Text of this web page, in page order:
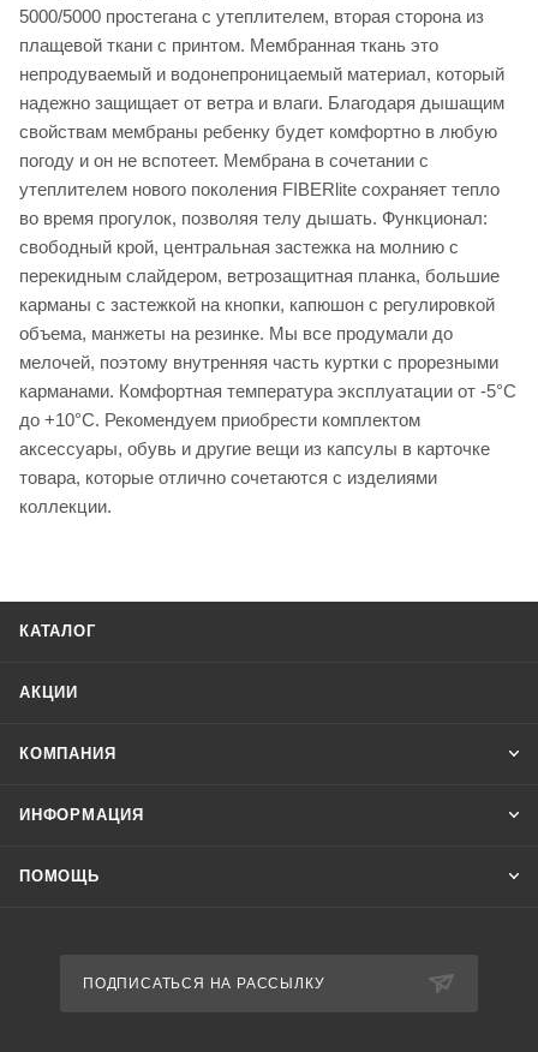
5000/5000 простегана с утеплителем, вторая сторона из
плащевой ткани с принтом. Мембранная ткань это
непродуваемый и водонепроницаемый материал, который
надежно защищает от ветра и влаги. Благодаря дышащим
свойствам мембраны ребенку будет комфортно в любую
погоду и он не вспотеет. Мембрана в сочетании с
утеплителем нового поколения FIBERlite сохраняет тепло
во время прогулок, позволяя телу дышать. Функционал:
свободный крой, центральная застежка на молнию с
перекидным слайдером, ветрозащитная планка, большие
карманы с застежкой на кнопки, капюшон с регулировкой
объема, манжеты на резинке. Мы все продумали до
мелочей, поэтому внутренняя часть куртки с прорезными
карманами. Комфортная температура эксплуатации от -5°С
до +10°С. Рекомендуем приобрести комплектом
аксессуары, обувь и другие вещи из капсулы в карточке
товара, которые отлично сочетаются с изделиями
коллекции.
КАТАЛОГ
АКЦИИ
КОМПАНИЯ
ИНФОРМАЦИЯ
ПОМОЩЬ
ПОДПИСАТЬСЯ НА РАССЫЛКУ